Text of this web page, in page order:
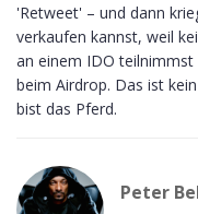
'Retweet' – und dann
verkaufen kannst, weil
an einem IDO teilnimmst
beim Airdrop. Das ist
bist das Pferd.
Peter